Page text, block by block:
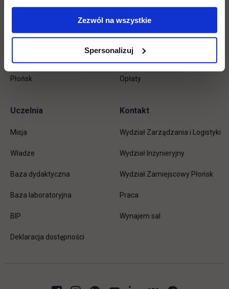
Zezwól na wszystkie
Spersonalizuj
Magisterskie
Płońsk
Dziekanat
Biblioteka
Opłaty
Uczelnia
Misja
Władze
Baza dydaktyczna
Baza laboratoryjna
BIP
Deklaracja dostępności
Kontakt
Wydział Zarządzania i Logistyki
Wydział Inżynieryjny
Wydział Zamiejscowy Płońsk
Praca
Wynajem sal